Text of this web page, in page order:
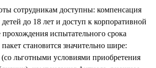
сотрудникам доступны: компенсация
до 18 лет и доступ к корпоративной
испытательного срока
становится значительно шире:
льготными условиями приобретения